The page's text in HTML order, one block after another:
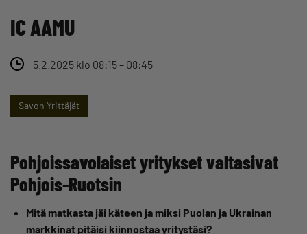
IC AAMU
5.2.2025 klo 08:15 – 08:45
Savon Yrittäjät
Pohjoissavolaiset yritykset valtasivat
Pohjois-Ruotsin
Mitä matkasta jäi käteen ja miksi Puolan ja Ukrainan
markkinat pitäisi kiinnostaa yritystäsi?